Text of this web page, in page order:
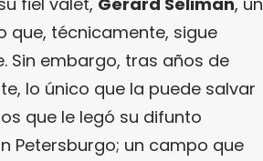
que, técnicamente, sigue
Sin embargo, tras años de
lo único que la puede salvar
que le legó su difunto
Petersburgo; un campo que